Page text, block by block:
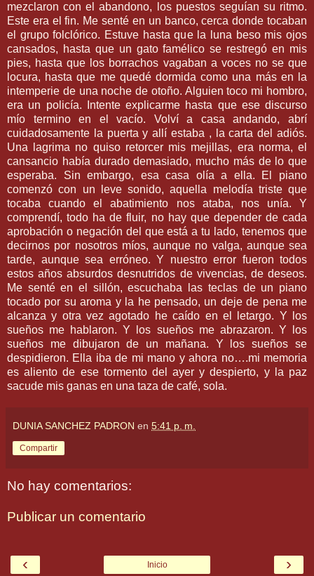
mezclaron con el abandono, los puestos seguían su ritmo.
Este era el fin. Me senté en un banco, cerca donde tocaban
el grupo folclórico. Estuve hasta que la luna beso mis ojos
cansados, hasta que un gato famélico se restregó en mis
pies, hasta que los borrachos vagaban a voces no se que
locura, hasta que me quedé dormida como una más en la
intemperie de una noche de otoño. Alguien toco mi hombro,
era un policía. Intente explicarme hasta que ese discurso
mío termino en el vacío. Volví a casa andando, abrí
cuidadosamente la puerta y allí estaba , la carta del adiós.
Una lagrima no quiso retorcer mis mejillas, era norma, el
cansancio había durado demasiado, mucho más de lo que
esperaba. Sin embargo, esa casa olía a ella. El piano
comenzó con un leve sonido, aquella melodía triste que
tocaba cuando el abatimiento nos ataba, nos unía. Y
comprendí, todo ha de fluir, no hay que depender de cada
aprobación o negación del que está a tu lado, tenemos que
decirnos por nosotros míos, aunque no valga, aunque sea
tarde, aunque sea erróneo. Y nuestro error fueron todos
estos años absurdos desnutridos de vivencias, de deseos.
Me senté en el sillón, escuchaba las teclas de un piano
tocado por su aroma y la he pensado, un deje de pena me
alcanza y otra vez agotado he caído en el letargo. Y los
sueños me hablaron. Y los sueños me abrazaron. Y los
sueños me dibujaron de un mañana. Y los sueños se
despidieron. Ella iba de mi mano y ahora no….mi memoria
es aliento de ese tormento del ayer y despierto, y la paz
sacude mis ganas en una taza de café, sola.
DUNIA SANCHEZ PADRON en 5:41 p. m.
Compartir
No hay comentarios:
Publicar un comentario
‹ ›
Inicio